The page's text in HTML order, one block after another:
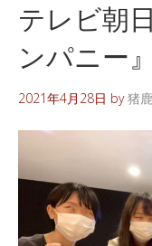
テレビ朝
ンパニー
2021年4月28日 by猪